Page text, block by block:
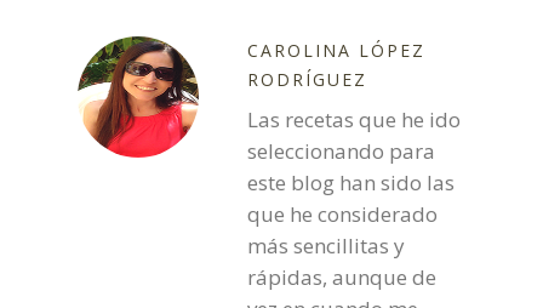
CAROLINA LÓPEZ
RODRÍGUEZ
Las recetas que he ido
seleccionando para
este blog han sido las
que he considerado
más sencillitas y
rápidas, aunque de